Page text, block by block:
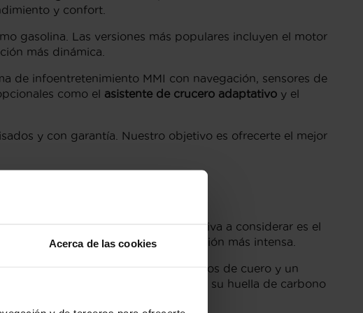
Acerca de las cookies
y confort.
gasolina. Las versiones más populares incluyen el motor
más dinámica.
de infoentretenimiento MMI con navegación, sensores de
como el asistente de crucero adaptativo y el
y con garantía. Nuestro objetivo es ofrecerte el mejor
a través de Flexicar. Una alternativa a considerar es el
una experiencia de conducción más intensa.
superior, incluyendo asientos de cuero y un
para conductores que buscan reducir su huella de carbono